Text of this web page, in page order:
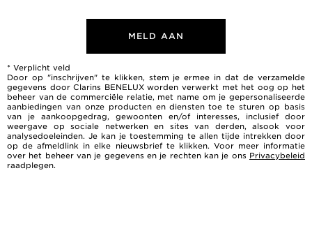
MELD AAN
* Verplicht veld
Door op "inschrijven" te klikken, stem je ermee in dat de verzamelde
gegevens door Clarins BENELUX worden verwerkt met het oog op het
beheer van de commerciële relatie, met name om je gepersonaliseerde
aanbiedingen van onze producten en diensten toe te sturen op basis
van je aankoopgedrag, gewoonten en/of interesses, inclusief door
weergave op sociale netwerken en sites van derden, alsook voor
analysedoeleinden. Je kan je toestemming te allen tijde intrekken door
op de afmeldlink in elke nieuwsbrief te klikken. Voor meer informatie
over het beheer van je gegevens en je rechten kan je ons Privacybeleid
raadplegen.